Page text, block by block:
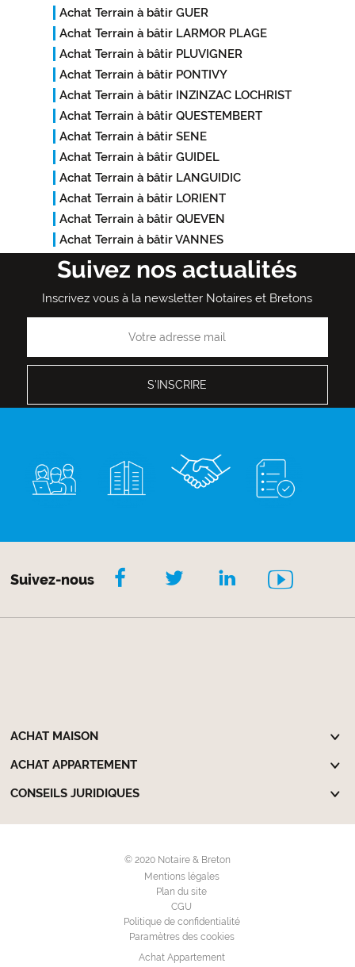
Achat Terrain à bâtir GUER
Achat Terrain à bâtir LARMOR PLAGE
Achat Terrain à bâtir PLUVIGNER
Achat Terrain à bâtir PONTIVY
Achat Terrain à bâtir INZINZAC LOCHRIST
Achat Terrain à bâtir QUESTEMBERT
Achat Terrain à bâtir SENE
Achat Terrain à bâtir GUIDEL
Achat Terrain à bâtir LANGUIDIC
Achat Terrain à bâtir LORIENT
Achat Terrain à bâtir QUEVEN
Achat Terrain à bâtir VANNES
Suivez nos actualités
Inscrivez vous à la newsletter Notaires et Bretons
Suivez-nous
ACHAT MAISON
ACHAT APPARTEMENT
CONSEILS JURIDIQUES
© 2020 Notaire & Breton
Mentions légales
Plan du site
CGU
Politique de confidentialité
Paramètres des cookies
Achat Appartement